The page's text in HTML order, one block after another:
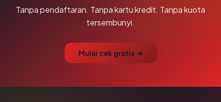
Tanpa pendaftaran. Tanpa kartu kredit. Tanpa kuota
tersembunyi.
Mulai cek gratis →